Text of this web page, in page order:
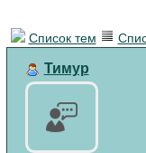
Список тем
Тимур